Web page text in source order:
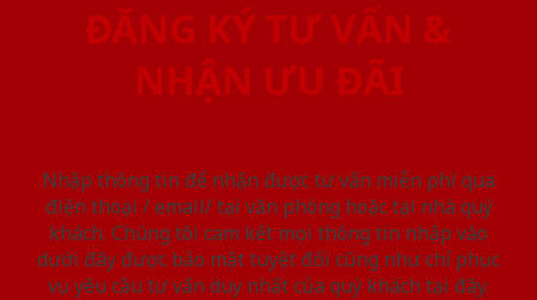
ĐĂNG KÝ TƯ VẤN &
NHẬN ƯU ĐÃI
Nhập thông tin để nhận được tư vấn miễn phí qua
điện thoại / email/ tại văn phòng hoặc tại nhà quý
khách. Chúng tôi cam kết mọi thông tin nhập vào
dưới đây được bảo mật tuyệt đối cũng như chỉ phục
vụ yêu cầu tư vấn duy nhất của quý khách tại đây.